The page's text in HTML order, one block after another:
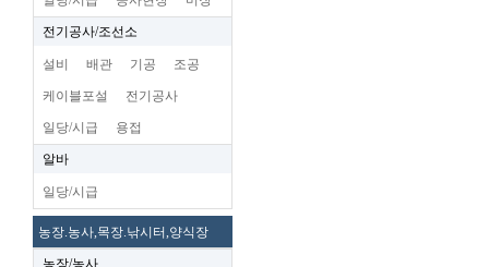
전기공사/조선소
설비 배관 기공 조공
케이블포설 전기공사
일당/시급 용접
알바
일당/시급
농장.농사,목장.낚시터,양식장
농장/농사